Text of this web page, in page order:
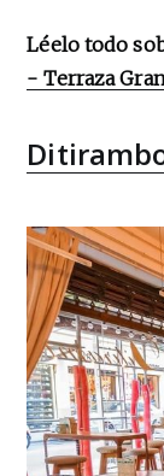
Léelo todo
- Terraza